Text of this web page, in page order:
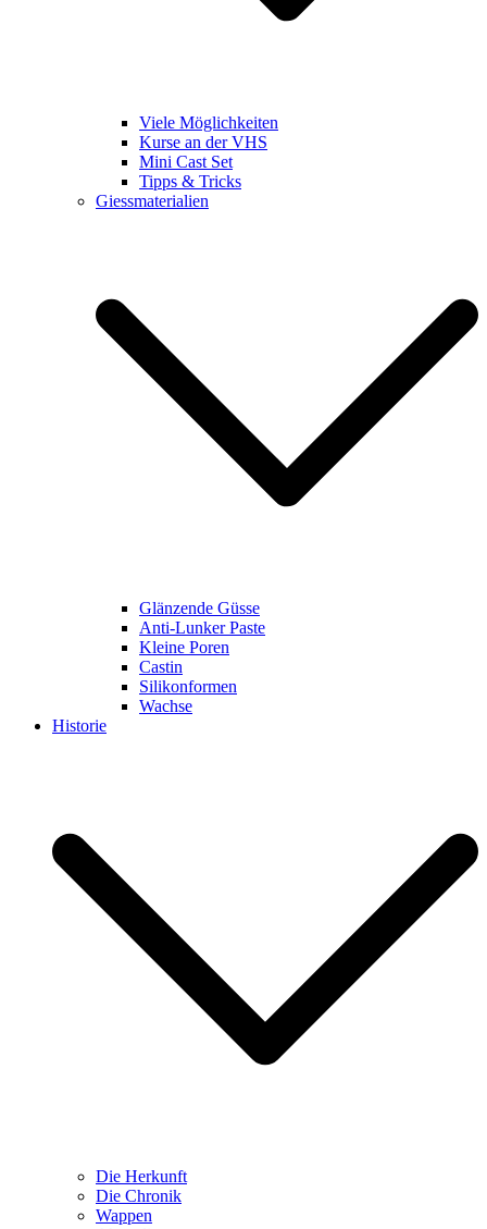
Viele Möglichkeiten
Kurse an der VHS
Mini Cast Set
Tipps & Tricks
Giessmaterialien
Glänzende Güsse
Anti-Lunker Paste
Kleine Poren
Castin
Silikonformen
Wachse
Historie
Die Herkunft
Die Chronik
Wappen